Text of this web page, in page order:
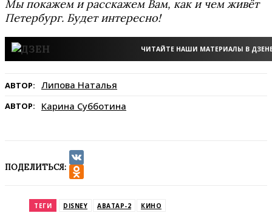
Мы покажем и расскажем Вам, как и чем живёт
Петербург. Будет интересно!
ЧИТАЙТЕ НАШИ МАТЕРИАЛЫ В
АВТОР: Липова Наталья
АВТОР: Карина Субботина
ПОДЕЛИТЬСЯ:
VK
ТЕГИ DISNEY АВАТАР-2 КИНО